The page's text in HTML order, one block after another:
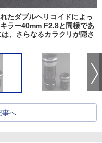
たダブルヘリコイドによっ
ラー40mm F2.8と同様であ
、さらなるカラクリが隠さ
事へ